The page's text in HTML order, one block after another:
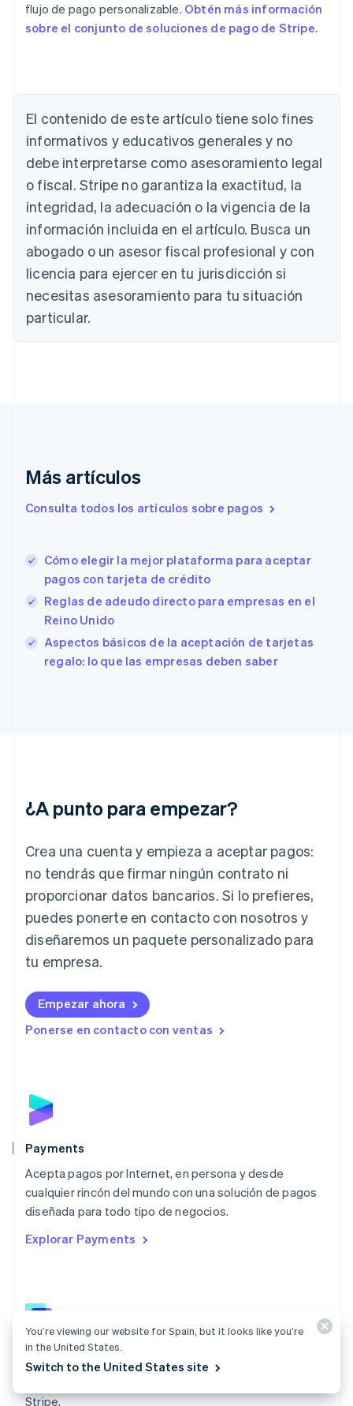
flujo de pago personalizable. Obtén más información
sobre el conjunto de soluciones de pago de Stripe.
El contenido de este artículo tiene solo fines
informativos y educativos generales y no
debe interpretarse como asesoramiento legal
o fiscal. Stripe no garantiza la exactitud, la
integridad, la adecuación o la vigencia de la
información incluida en el artículo. Busca un
abogado o un asesor fiscal profesional y con
licencia para ejercer en tu jurisdicción si
necesitas asesoramiento para tu situación
particular.
Más artículos
Consulta todos los artículos sobre pagos
Cómo elegir la mejor plataforma para aceptar
pagos con tarjeta de crédito
Reglas de adeudo directo para empresas en el
Reino Unido
Aspectos básicos de la aceptación de tarjetas
regalo: lo que las empresas deben saber
¿A punto para empezar?
Crea una cuenta y empieza a aceptar pagos:
no tendrás que firmar ningún contrato ni
proporcionar datos bancarios. Si lo prefieres,
puedes ponerte en contacto con nosotros y
diseñaremos un paquete personalizado para
tu empresa.
Empezar ahora
Ponerse en contacto con ventas
Payments
Acepta pagos por Internet, en persona y desde
cualquier rincón del mundo con una solución de pagos
diseñada para todo tipo de negocios.
Explorar Payments
Stripe.
DeutschEnglish
Australia
Austria
DeutschEnglish
Bélgica
Nederlands
Brasil
PortuguêsEnglish
Bulgaria
English
Canadá
English
China continental
简体中文English
English
English
España
English
Estados Unidos
EnglishEspañol简体中文
Estonia
Finlandia
EnglishSvenska
India
English
Italia
ItalianoEnglish
Japón
日本語 English
Letonia
Liechtenstein
Lituania
English
Luxemburgo
Malta
English
EspañolEnglish
English
Nueva Zelanda
English
NederlandsEnglish
Português
RAE de Hong Kong, China
English 简体中文
English
You’re viewing our website for Spain, but it looks like you’re
in the United States.
Switch to the United States site